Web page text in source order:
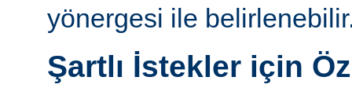
yönergesi ile
Şartlı İstekler için